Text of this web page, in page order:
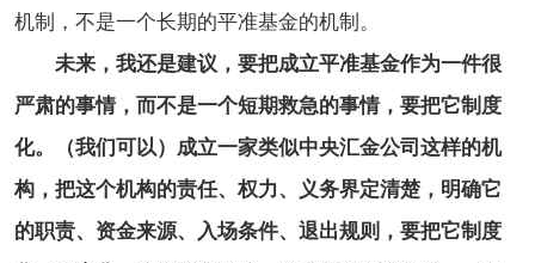
机制，不是一个长期的平准基金的机制。
未来，我还是建议，要把成立平准基金作为一件很
严肃的事情，而不是一个短期救急的事情，要把它制度
化。（我们可以）成立一家类似中央汇金公司这样的机
构，把这个机构的责任、权力、义务界定清楚，明确它
的职责、资金来源、入场条件、退出规则，要把它制度